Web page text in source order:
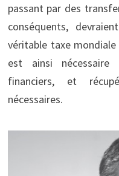
passant par des
conséquents,
véritable taxe
est ainsi nécessaire
financiers, et
nécessaires.